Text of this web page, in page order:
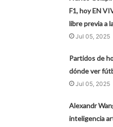
F1, hoy EN
libre previa a
Jul 05, 2025
Partidos de
dónde ver
Jul 05, 2025
Alexandr
inteligencia